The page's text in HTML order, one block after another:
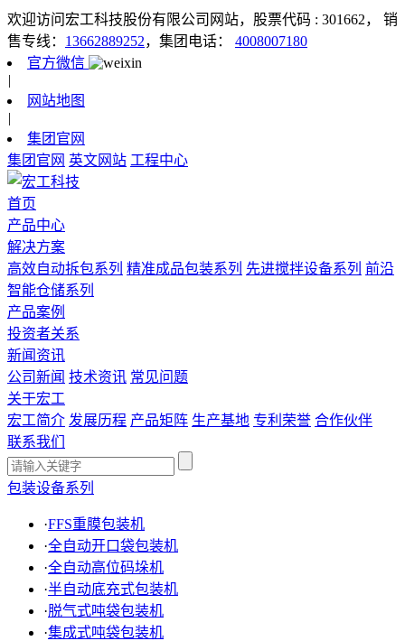
欢迎访问宏工科技股份有限公司网站，股票代码 : 301662，
销
售专线： 13662889252，集团电话： 4008007180
官方微信
|
网站地图
|
集团官网
集团官网 英文网站 工程中心
首页
产品中心
解决方案
高效自动拆包系列 精准成品包装系列 先进搅拌设备系列 前沿
智能仓储系列
产品案例
投资者关系
新闻资讯
公司新闻 技术资讯 常见问题
关于宏工
宏工简介 发展历程 产品矩阵 生产基地 专利荣誉 合作伙伴
联系我们
包装设备系列
·FFS重膜包装机
·全自动开口袋包装机
·全自动高位码垛机
·半自动底充式包装机
·脱气式吨袋包装机
·集成式吨袋包装机